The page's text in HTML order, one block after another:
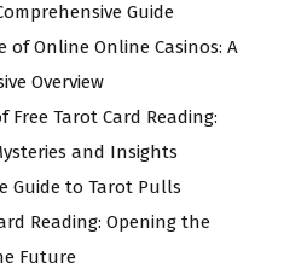
Guide
of Online Online Casinos: A
Overview
Free Tarot Card Reading:
and Insights
Guide to Tarot Pulls
Reading: Opening the
Future